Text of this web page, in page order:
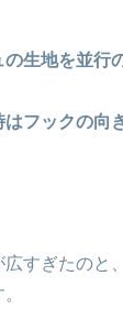
生地を並行
フックの向
広すぎたのと